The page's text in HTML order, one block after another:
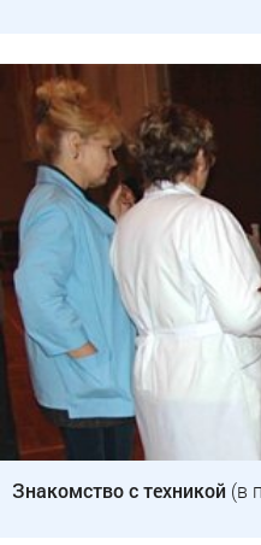
Знакомство с техникой (в